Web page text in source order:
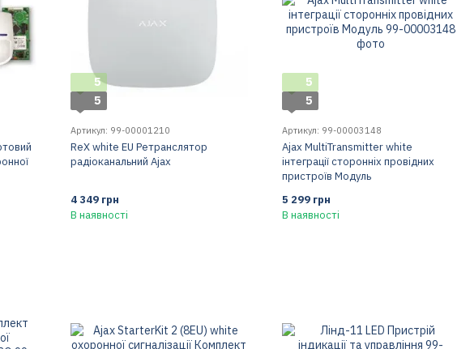
5
5
Артикул: 99-00001210
ReX white EU Ретранслятор
радіоканальний Ajax
4 349 грн
В наявності
5
5
Артикул: 99-00003148
Ajax MultiTransmitter white
інтеграції сторонніх провідних
пристроїв Модуль
5 299 грн
В наявності